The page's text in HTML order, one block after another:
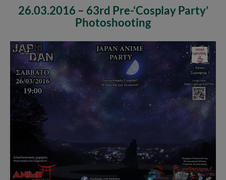
26.03.2016 – 63rd Pre-‘Cosplay Party’
Photoshooting